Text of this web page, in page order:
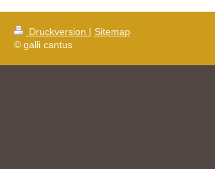
Druckversion | Sitemap
© galli cantus